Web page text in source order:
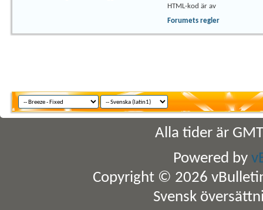
HTML-kod är av
Forumets regler
Alla tider är
Powered by
Copyright © 2026
Svensk